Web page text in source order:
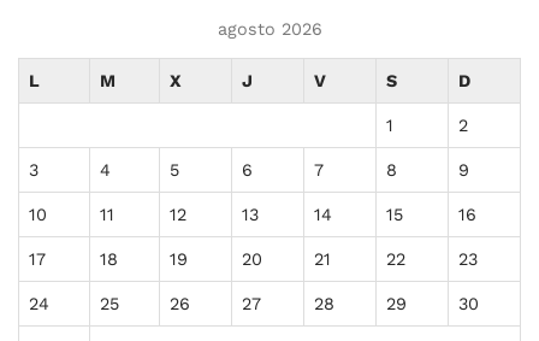
agosto 2026
L M X J V S D
1 2
3 4 5 6 7 8 9
10 11 12 13 14 15 16
17 18 19 20 21 22 23
24 25 26 27 28 29 30